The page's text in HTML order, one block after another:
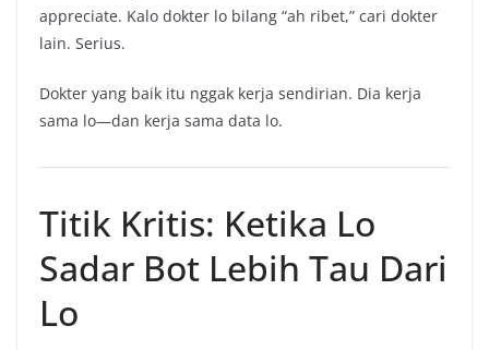
appreciate. Kalo dokter lo bilang “ah ribet,” cari dokter
lain. Serius.
Dokter yang baik itu nggak kerja sendirian. Dia kerja
sama lo—dan kerja sama data lo.
Titik Kritis: Ketika Lo
Sadar Bot Lebih Tau Dari
Lo